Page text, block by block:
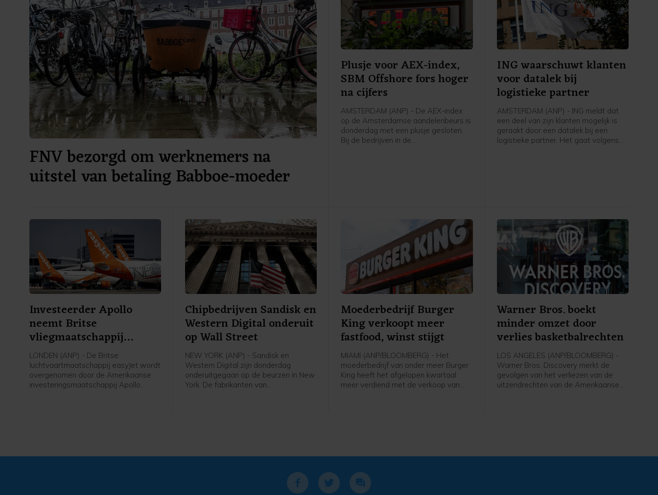
FNV bezorgd om werknemers na
uitstel van betaling Babboe-moeder
Plusje voor AEX-index,
SBM Offshore fors hoger
na cijfers
AMSTERDAM (ANP) - De AEX-index
op de Amsterdamse aandelenbeurs is
donderdag met een plusje gesloten.
Bij de bedrijven in de
ING waarschuwt klanten
voor datalek bij
logistieke partner
AMSTERDAM (ANP) - ING meldt dat
een deel van zijn klanten mogelijk is
geraakt door een datalek bij een
logistieke partner. Het gaat volgens
van klanten en de systemen van ING
zouden er niet bij betrokken zijn.
Investeerder Apollo
neemt Britse
vliegmaatschappij
easyJet over
LONDEN (ANP) - De Britse
luchtvaartmaatschappij easyJet wordt
overgenomen door de Amerikaanse
investeringsmaatschappij Apollo
Chipbedrijven Sandisk en
Western Digital onderuit
op Wall Street
NEW YORK (ANP) - Sandisk en
Western Digital zijn donderdag
onderuitgegaan op de beurzen in New
York. De fabrikanten van
hoge marktverwachtingen. Sandisk
zakte 13 procent en Western Digital
Moederbedrijf Burger
King verkoopt meer
fastfood, winst stijgt
MIAMI (ANP/BLOOMBERG) - Het
moederbedrijf van onder meer Burger
King heeft het afgelopen kwartaal
meer verdiend met de verkoop van
Warner Bros. boekt
minder omzet door
verlies basketbalrechten
LOS ANGELES (ANP/BLOOMBERG) -
Warner Bros. Discovery merkt de
gevolgen van het verliezen van de
uitzendrechten van de Amerikaanse